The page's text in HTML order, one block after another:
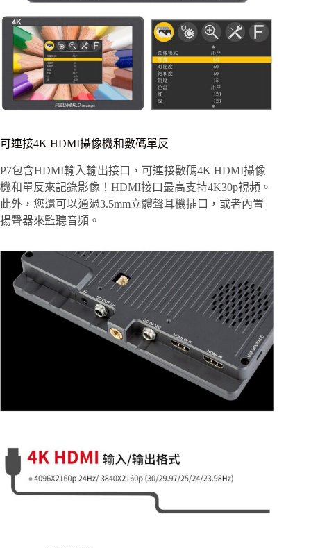
可連接4K HDMI攝像機和數碼單反
P7包含HDMI輸入輸出接口，可連接數碼4K HDMI攝像
機和單反來記錄影像！HDMI接口最高支持4K30p視頻。
此外，您還可以通過3.5mm立體聲耳機插口，或者內置
揚聲器來監聽音頻。